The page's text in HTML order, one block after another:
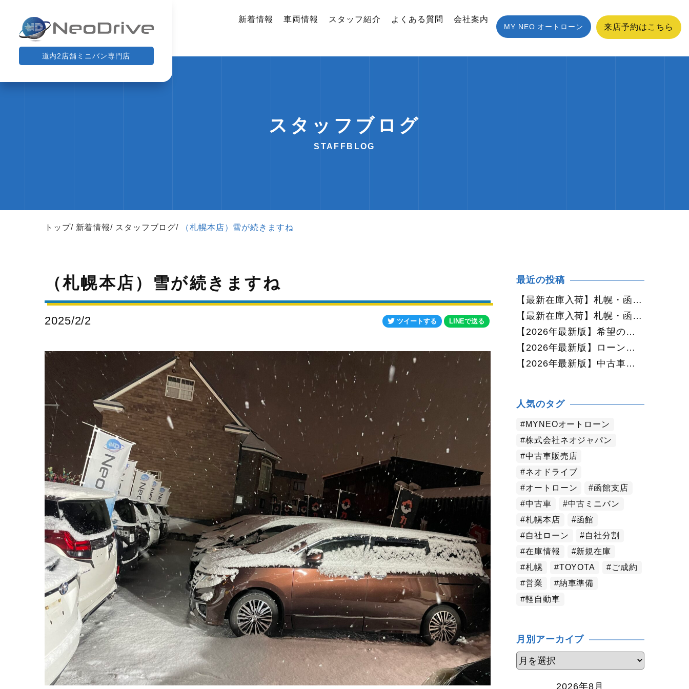
道内2店舗ミニバン専門店
新着情報 車両情報 スタッフ紹介 よくある質問 会社案内
MY NEO オートローン 来店予約はこちら
スタッフブログ
STAFFBLOG
トップ 新着情報 スタッフブログ （札幌本店）雪が続きますね
（札幌本店）雪が続きますね
2025/2/2 ツイートする LINEで送る
最近の投稿
【最新在庫入荷】札幌・函館で人気の中古車が続々入庫中｜早い者勝ち！【ダイハツ ミラココア660プラスX 4WD】
【最新在庫入荷】札幌・函館で人気の中古車が続々入庫中｜早い者勝ち！【ホンダ N-BOX660カスタムG Lパッケージ 4WD】
【2026年最新版】希望の中古車が見つからない方へ｜ネオカーオーダーで理想の一台を全国からお探しします
【2026年最新版】ローンに不安がある方へ｜ネオドライブローンの窓口で新しいカーライフをサポート
【2026年最新版】中古車購入でよくある質問20選｜初めての方でも失敗しない完全ガイド【札幌・北海道対応】
人気のタグ
MYNEOオートローン
株式会社ネオジャパン
中古車販売店
ネオドライブ
オートローン
函館支店
中古車
中古ミニバン
札幌本店
函館
自社ローン
自社分割
在庫情報
新規在庫
札幌
TOYOTA
ご成約
営業
納車準備
軽自動車
月別アーカイブ
2026年8月